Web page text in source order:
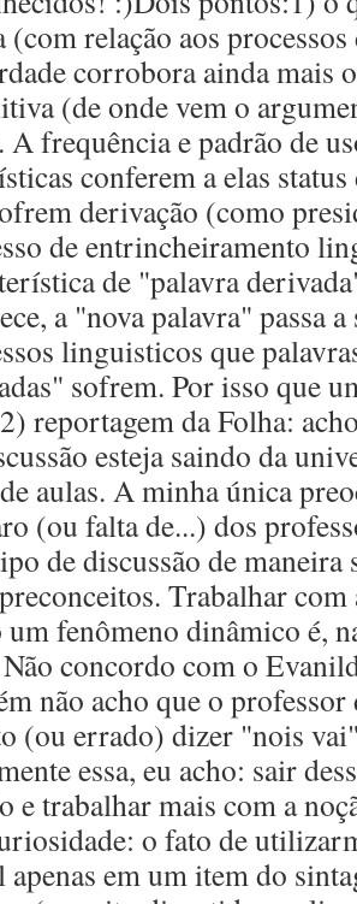
(com relação aos
corrobora ainda mais
(de onde vem o
A frequência e padrão de
conferem a elas
derivação (como
de entrincheiramento
de "palavra
a "nova palavra" passa
linguisticos que
sofrem. Por isso que
reportagem da Folha:
esteja saindo da
aulas. A minha única
(ou falta de...) dos
de discussão de
Trabalhar
um fenômeno dinâmico é,
concordo com o
não acho que o
(ou errado) dizer "nois
essa, eu acho: sair
e trabalhar mais com a
o fato de
em um item do